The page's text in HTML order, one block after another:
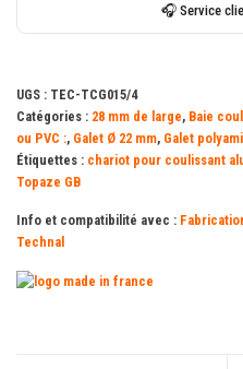
galet
22
mm
-
🎧 Service
UGS : TEC-TCG015/4
Catégories : 28 mm de large, Baie
ou PVC :, Galet Ø 22 mm, Galet
Étiquettes : chariot pour coulissant
Topaze GB
Info et compatibilité avec :
Technal